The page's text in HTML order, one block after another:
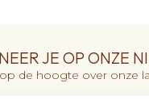
JE OP ONZE
de hoogte over onze